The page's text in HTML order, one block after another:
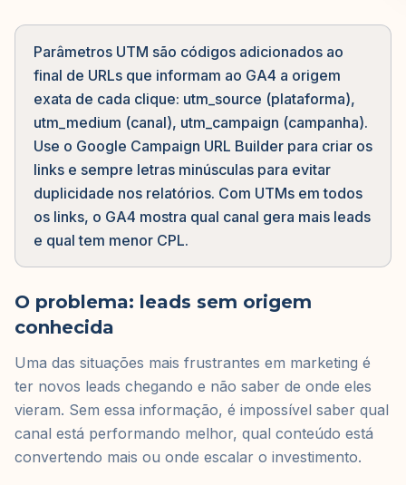
Parâmetros UTM são códigos adicionados ao
final de URLs que informam ao GA4 a origem
exata de cada clique: utm_source (plataforma),
utm_medium (canal), utm_campaign (campanha).
Use o Google Campaign URL Builder para criar os
links e sempre letras minúsculas para evitar
duplicidade nos relatórios. Com UTMs em todos
os links, o GA4 mostra qual canal gera mais leads
e qual tem menor CPL.
O problema: leads sem origem
conhecida
Uma das situações mais frustrantes em marketing é
ter novos leads chegando e não saber de onde eles
vieram. Sem essa informação, é impossível saber qual
canal está performando melhor, qual conteúdo está
convertendo mais ou onde escalar o investimento.